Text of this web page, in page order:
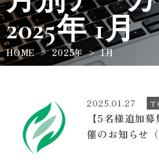
2025年 1月
HOME 2025年 1月
2025.01.27
【5名様追加
催のお知らせ